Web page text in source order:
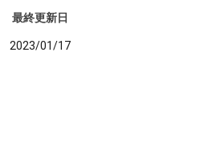
最終更新日
2023/01/17